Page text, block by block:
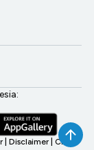
Disclaimer CNBC